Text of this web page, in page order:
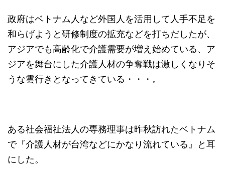
政府はベトナム人など外国人を活用して人手不足を
和らげようと研修制度の拡充などを打ちだしたが、
アジアでも高齢化で介護需要が増え始めている、ア
ジアを舞台にした介護人材の争奪戦は激しくなりそ
うな雲行きとなってきている・・・。
ある社会福祉法人の専務理事は昨秋訪れたベトナム
で『介護人材が台湾などにかなり流れている』と耳
にした。